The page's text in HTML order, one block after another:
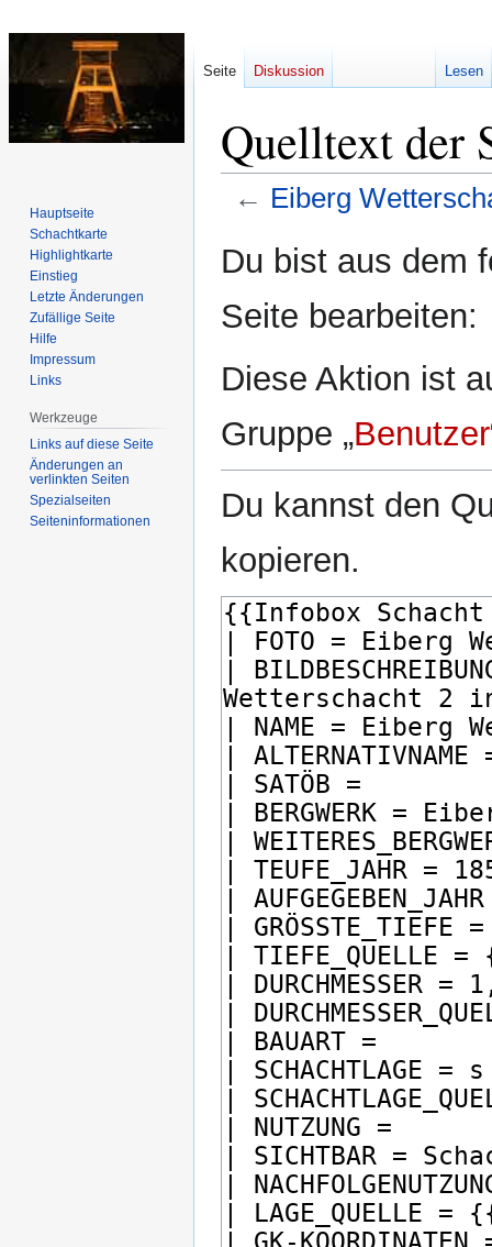
Quelltext der
← Eiberg
Navigation
Suche
Du bist aus dem
Seite bearbeiten:
Diese Aktion ist
Gruppe „Benutzer
Du kannst den
kopieren.
Seite Diskussion Lesen
Hauptseite
Schachtkarte
Highlightkarte
Einstieg
Letzte Änderungen
Zufällige Seite
Hilfe
Impressum
Links
Werkzeuge
Links auf diese Seite
Änderungen an
verlinkten Seiten
Spezialseiten
Seiten­­informationen